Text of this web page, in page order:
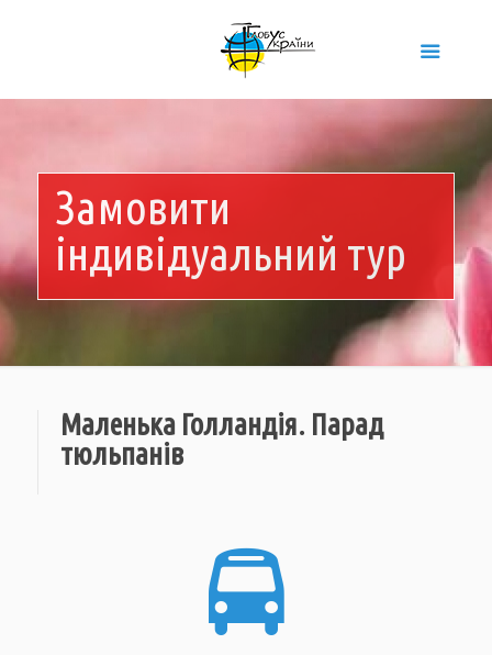
Замовити
індивідуальний тур
Маленька Голландія. Парад
тюльпанів